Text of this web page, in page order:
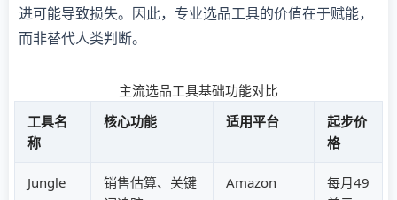
进可能导致损失。因此，专业选品工具的价值在于赋能，
而非替代人类判断。
主流选品工具基础功能对比
工具名
称
核心功能 适用平台
起步价
格
Jungle
销售估算、关键
Amazon
每月49